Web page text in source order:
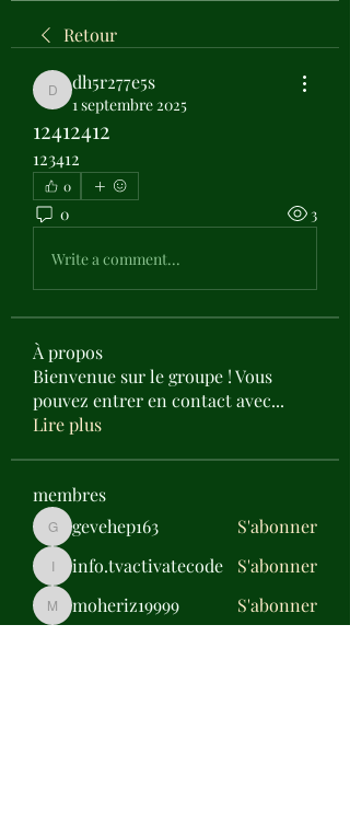
Retour
dh5r277e5s
dh5r277e5s
1 septembre 2025
12412412
123412
0
0 3
Write a comment...
À propos
Bienvenue sur le groupe ! Vous
pouvez entrer en contact avec...
Lire plus
membres
gevehep163
gevehep163 S'abonner
info.tvactivatecode
info.tvactivatecode S'abonner
moheriz19999
moheriz19999
S'abonner